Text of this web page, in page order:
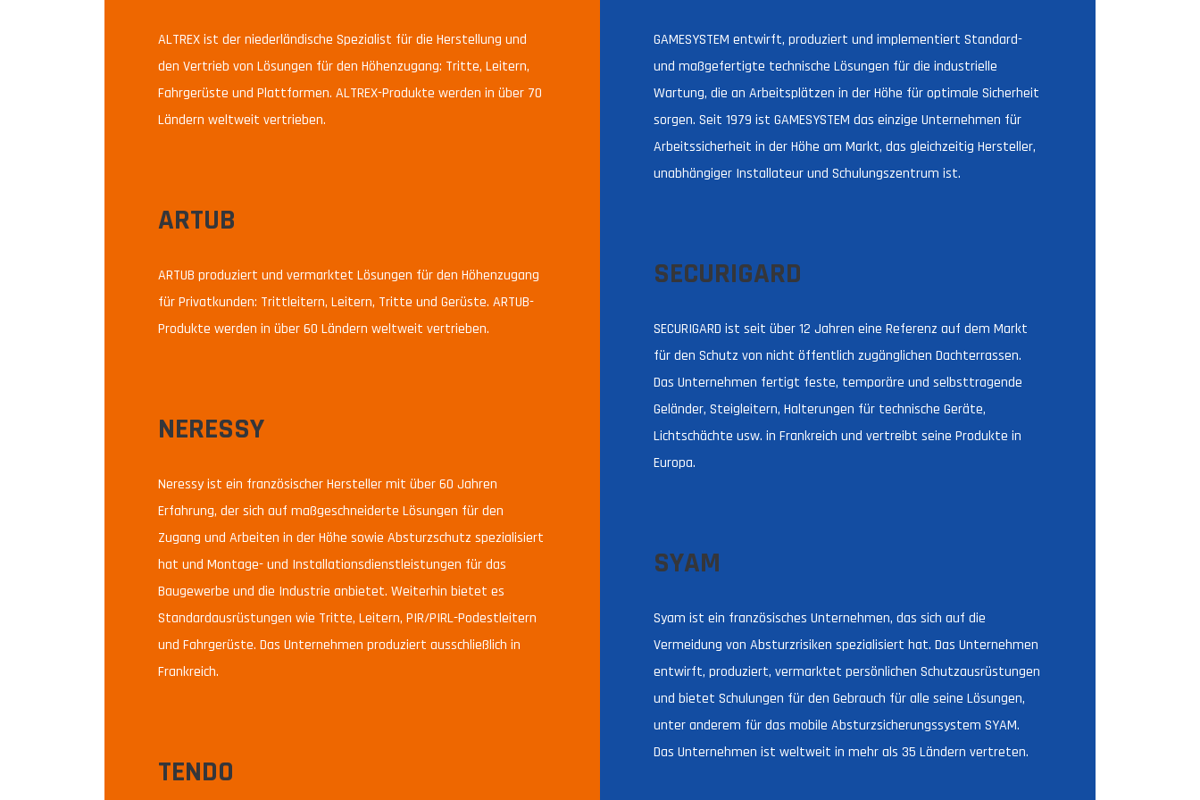
ALTREX ist der niederländische Spezialist für die Herstellung und
den Vertrieb von Lösungen für den Höhenzugang: Tritte, Leitern,
Fahrgerüste und Plattformen. ALTREX-Produkte werden in über 70
Ländern weltweit vertrieben.
ARTUB
ARTUB produziert und vermarktet Lösungen für den Höhenzugang
für Privatkunden: Trittleitern, Leitern, Tritte und Gerüste. ARTUB-
Produkte werden in über 60 Ländern weltweit vertrieben.
NERESSY
Neressy ist ein französischer Hersteller mit über 60 Jahren
Erfahrung, der sich auf maßgeschneiderte Lösungen für den
Zugang und Arbeiten in der Höhe sowie Absturzschutz spezialisiert
hat und Montage- und Installationsdienstleistungen für das
Baugewerbe und die Industrie anbietet. Weiterhin bietet es
Standardausrüstungen wie Tritte, Leitern, PIR/PIRL-Podestleitern
und Fahrgerüste. Das Unternehmen produziert ausschließlich in
Frankreich.
TENDO
GAMESYSTEM entwirft, produziert und implementiert Standard-
und maßgefertigte technische Lösungen für die industrielle
Wartung, die an Arbeitsplätzen in der Höhe für optimale Sicherheit
sorgen. Seit 1979 ist GAMESYSTEM das einzige Unternehmen für
Arbeitssicherheit in der Höhe am Markt, das gleichzeitig Hersteller,
unabhängiger Installateur und Schulungszentrum ist.
SECURIGARD
SECURIGARD ist seit über 12 Jahren eine Referenz auf dem Markt
für den Schutz von nicht öffentlich zugänglichen Dachterrassen.
Das Unternehmen fertigt feste, temporäre und selbsttragende
Geländer, Steigleitern, Halterungen für technische Geräte,
Lichtschächte usw. in Frankreich und vertreibt seine Produkte in
Europa.
SYAM
Syam ist ein französisches Unternehmen, das sich auf die
Vermeidung von Absturzrisiken spezialisiert hat. Das Unternehmen
entwirft, produziert, vermarktet persönlichen Schutzausrüstungen
und bietet Schulungen für den Gebrauch für alle seine Lösungen,
unter anderem für das mobile Absturzsicherungssystem SYAM.
Das Unternehmen ist weltweit in mehr als 35 Ländern vertreten.